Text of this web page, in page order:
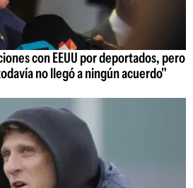
con EEUU por deportados, pero
no llegó a ningún acuerdo"